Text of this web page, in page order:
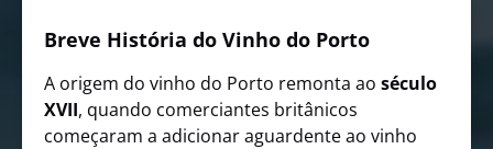
Breve História do Vinho do Porto
A origem do vinho do Porto remonta ao século
XVII, quando comerciantes britânicos
começaram a adicionar aguardente ao vinho